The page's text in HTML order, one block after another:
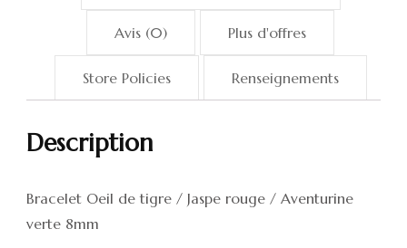
Avis (0) Plus d'offres
Store Policies Renseignements
Description
Bracelet Oeil de tigre / Jaspe rouge / Aventurine
verte 8mm